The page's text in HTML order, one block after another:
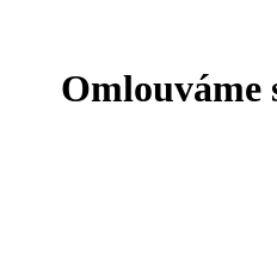
Omlouváme